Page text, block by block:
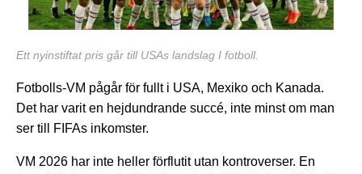
Ett nyinstiftat pris går till USAs landslag I fotboll.
Fotbolls-VM pågår för fullt i USA, Mexiko och Kanada.
Det har varit en hejdundrande succé, inte minst om man
ser till FIFAs inkomster.
VM 2026 har inte heller förflutit utan kontroverser. En